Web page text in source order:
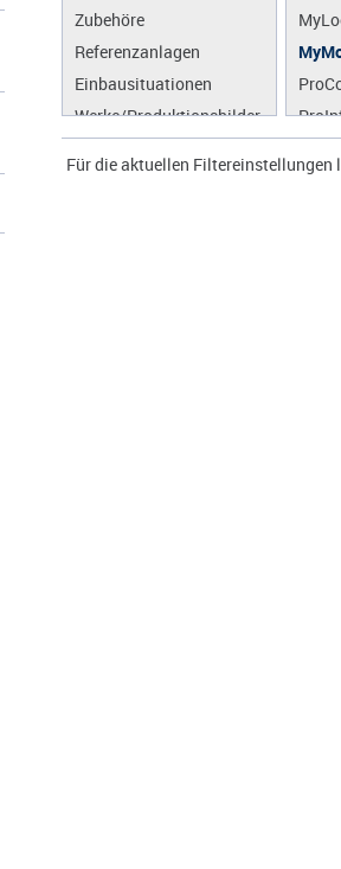
Zubehöre
Referenzanlagen
Einbausituationen
Werke/Produktionsbilder
Für die aktuellen Filtereinstellungen